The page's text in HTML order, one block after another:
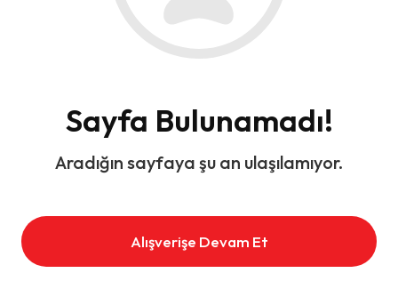
Sayfa Bulunamadı!
Aradığın sayfaya şu an ulaşılamıyor.
Alışverişe Devam Et